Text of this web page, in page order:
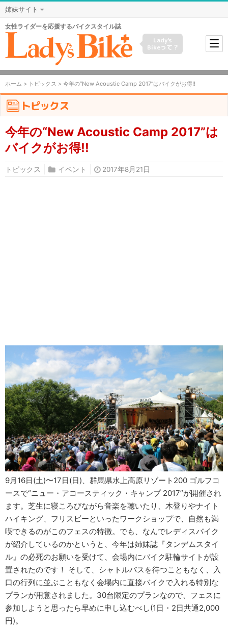
姉妹サイト
女性ライダーを応援するバイクスタイル誌
Lady's
Bikeって？
ホーム > トピックス > 今年の“New Acoustic Camp 2017”はバイクがお得!!
トピックス
今年の“New Acoustic Camp 2017”は
バイクがお得!!
トピックス イベント 2017年8月21日
9月16日(土)〜17日(日)、群馬県水上高原リゾート200 ゴルフコ
ースで“ニュー・アコースティック・キャンプ 2017”が開催され
ます。芝生に寝ころびながら音楽を聴いたり、木登りやナイト
ハイキング、フリスビーといったワークショップで、自然も満
喫できるのがこのフェスの特徴。でも、なんでレディスバイク
が紹介しているのかというと、今年は姉妹誌『タンデムスタイ
ル』の必死のお願いを受けて、会場内にバイク駐輪サイトが設
置されたのです！ そして、シャトルバスを待つこともなく、入
口の行列に並ぶこともなく会場内に直接バイクで入れる特別な
プランが用意されました。30台限定のプランなので、フェスに
参加しようと思ったら早めに申し込むべし(1日・2日共通2,000
円)。